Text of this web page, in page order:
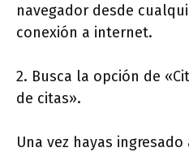
navegador desde
conexión a internet.
2. Busca la opción de
de citas».
Una vez hayas